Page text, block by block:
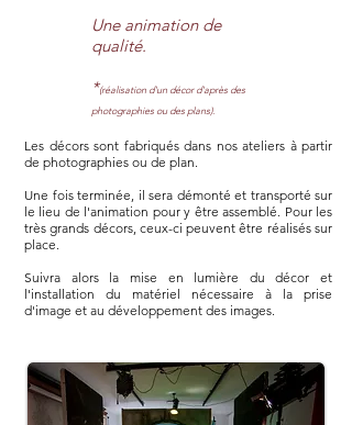
Une animation de
qualité.
*(réalisation d'un décor d'après des
photographies ou des plans).
Les décors sont fabriqués dans nos ateliers à partir
de photographies ou de plan.
Une fois terminée, il sera démonté et transporté sur
le lieu de l'animation pour y être assemblé. Pour les
très grands décors, ceux-ci peuvent être réalisés sur
place.
Suivra alors la mise en lumière du décor et
l'installation du matériel nécessaire à la prise
d'image et au développement des images.